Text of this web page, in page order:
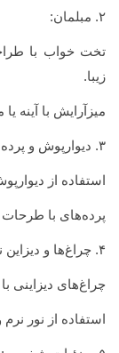
۲. مبلمان:
تخت خواب با
زیبا.
میزآرایش با آینه
۳. دیوارپوش و پرده:
استفاده از
پرده‌های با طرحات
۴. چراغ‌ها و دیزاین نورپردازی:
چراغ‌های
استفاده از نور